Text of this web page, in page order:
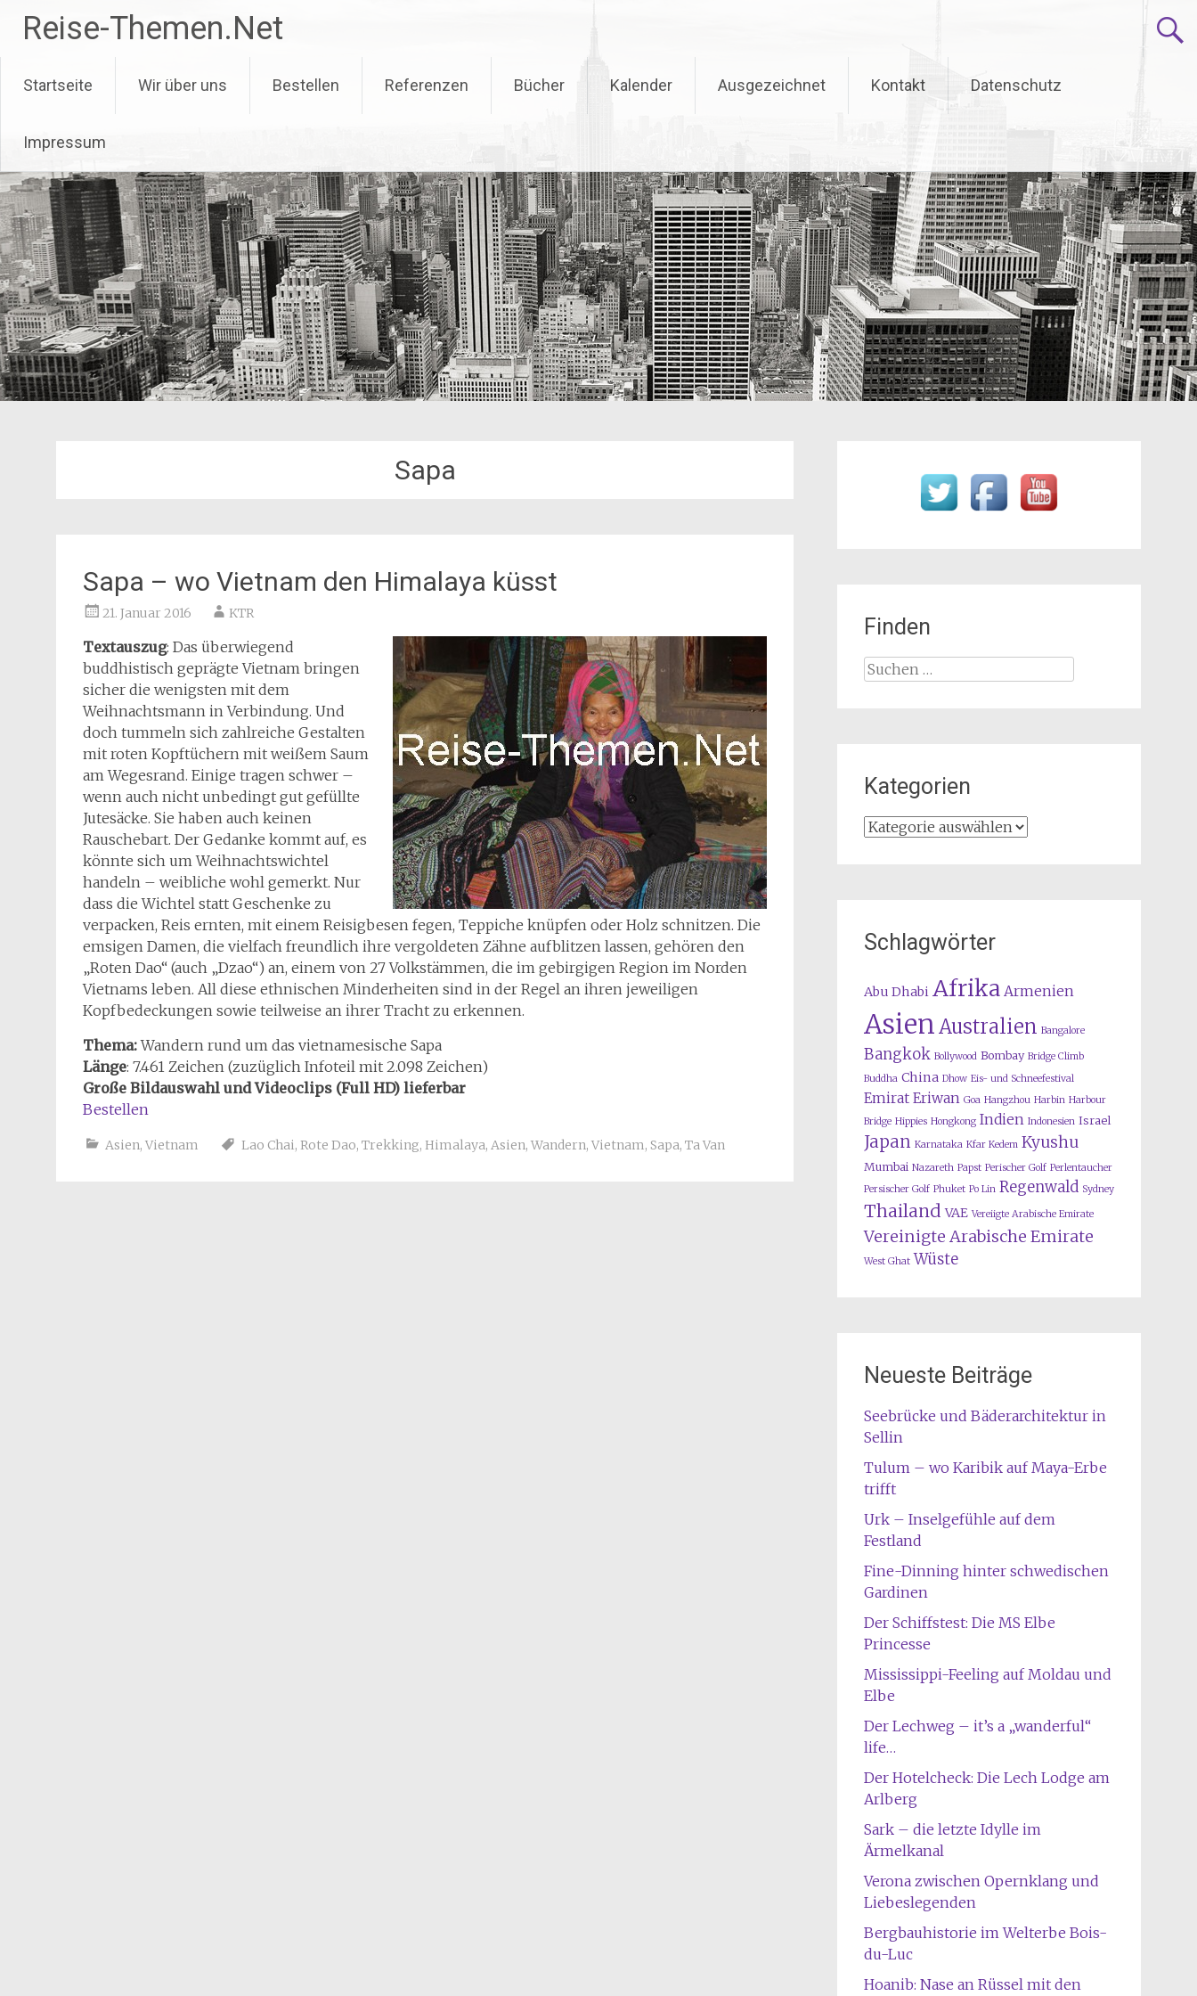
Inhalt
springen
Reise-Themen.Net
Startseite Wir über uns Bestellen Referenzen Bücher Kalender Ausgezeichnet Kontakt Datenschutz
Impressum
Sapa
Sapa – wo Vietnam den Himalaya küsst
21. Januar 2016 KTR
Textauszug: Das überwiegend
buddhistisch geprägte Vietnam bringen
sicher die wenigsten mit dem
Weihnachtsmann in Verbindung. Und
doch tummeln sich zahlreiche Gestalten
mit roten Kopftüchern mit weißem Saum
am Wegesrand. Einige tragen schwer –
wenn auch nicht unbedingt gut gefüllte
Jutesäcke. Sie haben auch keinen
Rauschebart. Der Gedanke kommt auf, es
könnte sich um Weihnachtswichtel
handeln – weibliche wohl gemerkt. Nur
dass die Wichtel statt Geschenke zu
verpacken, Reis ernten, mit einem Reisigbesen fegen, Teppiche knüpfen oder Holz schnitzen. Die
emsigen Damen, die vielfach freundlich ihre vergoldeten Zähne aufblitzen lassen, gehören den
„Roten Dao“ (auch „Dzao“) an, einem von 27 Volkstämmen, die im gebirgigen Region im Norden
Vietnams leben. All diese ethnischen Minderheiten sind in der Regel an ihren jeweiligen
Kopfbedeckungen sowie teilweise an ihrer Tracht zu erkennen.
Thema:Wandern rund um das vietnamesische Sapa
Länge: 7.461 Zeichen (zuzüglich Infoteil mit 2.098 Zeichen)
Große Bildauswahl und Videoclips (Full HD) lieferbar
Bestellen
Asien, Vietnam Lao Chai, Rote Dao, Trekking, Himalaya, Asien, Wandern, Vietnam, Sapa, Ta Van
Finden
Suchen
Kategorien
Kategorien
Schlagwörter
Abu Dhabi Afrika Armenien
AsienAustralien Bangalore
Bangkok Bollywood Bombay Bridge Climb
Buddha China Dhow Eis- und Schneefestival
Emirat Eriwan Goa Hangzhou Harbin Harbour
Bridge Hippies Hongkong Indien Indonesien Israel
Japan Karnataka Kfar Kedem Kyushu
Mumbai Nazareth Papst Perischer Golf Perlentaucher
Persischer Golf Phuket Po Lin Regenwald Sydney
Thailand VAE Vereiigte Arabische Emirate
Vereinigte Arabische Emirate
West Ghat Wüste
Neueste Beiträge
Seebrücke und Bäderarchitektur in
Sellin
Tulum – wo Karibik auf Maya-Erbe
trifft
Urk – Inselgefühle auf dem
Festland
Fine-Dinning hinter schwedischen
Gardinen
Der Schiffstest: Die MS Elbe
Princesse
Mississippi-Feeling auf Moldau und
Elbe
Der Lechweg – it’s a „wanderful“
life…
Der Hotelcheck: Die Lech Lodge am
Arlberg
Sark – die letzte Idylle im
Ärmelkanal
Verona zwischen Opernklang und
Liebeslegenden
Bergbauhistorie im Welterbe Bois-
du-Luc
Hoanib: Nase an Rüssel mit den